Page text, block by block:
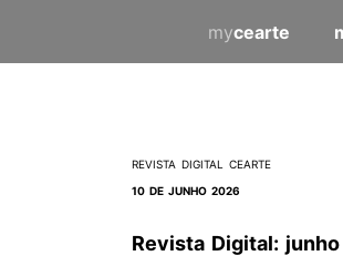
mycearte
REVISTA DIGITAL CEARTE
10 DE JUNHO 2026
Revista Digital: